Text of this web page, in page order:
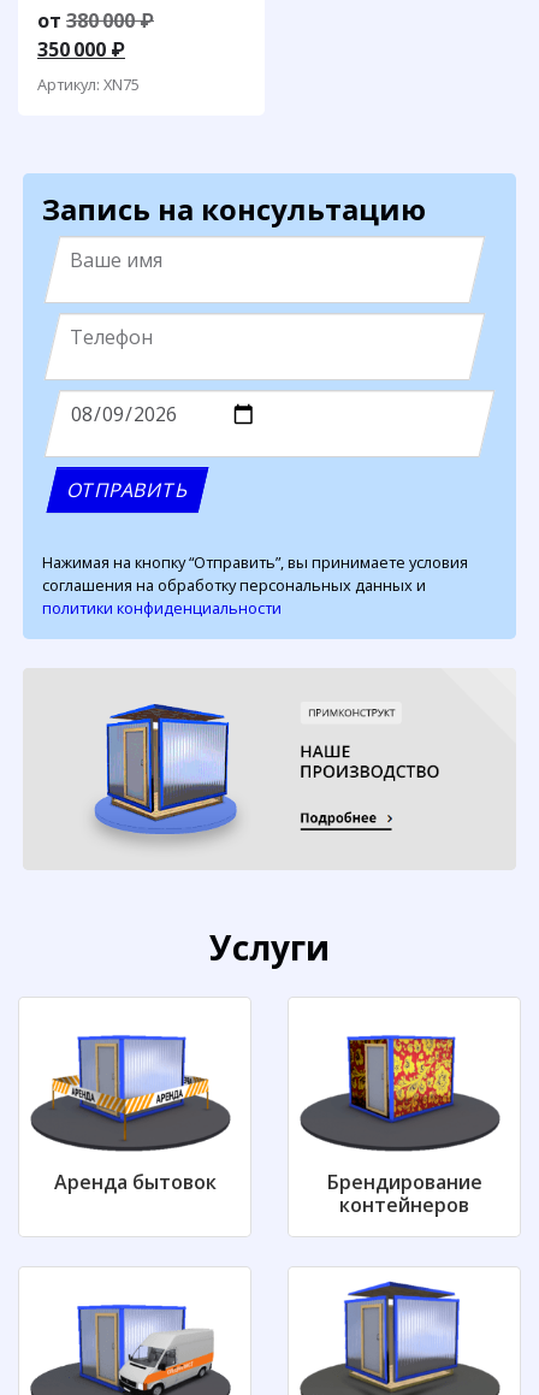
от 380 000₽Первоначальная
350 000 ₽Текущая
цена:
Артикул: XN75
Запись на консультацию
Нажимая на кнопку “Отправить”, вы принимаете условия
соглашения на обработку персональных данных и
политики конфиденциальности
Услуги
Аренда бытовок
Брендирование
контейнеров